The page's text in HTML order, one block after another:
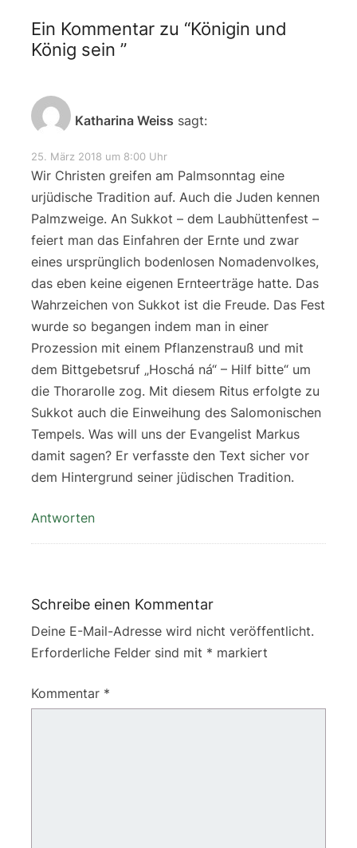
Ein Kommentar zu “Königin und
König sein ”
Katharina Weiss sagt:
25. März 2018 um 8:00 Uhr
Wir Christen greifen am Palmsonntag eine
urjüdische Tradition auf. Auch die Juden kennen
Palmzweige. An Sukkot – dem Laubhüttenfest –
feiert man das Einfahren der Ernte und zwar
eines ursprünglich bodenlosen Nomadenvolkes,
das eben keine eigenen Ernteerträge hatte. Das
Wahrzeichen von Sukkot ist die Freude. Das Fest
wurde so begangen indem man in einer
Prozession mit einem Pflanzenstrauß und mit
dem Bittgebetsruf „Hoschá ná“ – Hilf bitte“ um
die Thorarolle zog. Mit diesem Ritus erfolgte zu
Sukkot auch die Einweihung des Salomonischen
Tempels. Was will uns der Evangelist Markus
damit sagen? Er verfasste den Text sicher vor
dem Hintergrund seiner jüdischen Tradition.
Antworten
Schreibe einen Kommentar
Deine E-Mail-Adresse wird nicht veröffentlicht.
Erforderliche Felder sind mit * markiert
Kommentar *